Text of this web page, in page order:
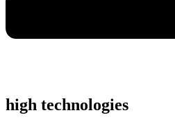
high technologies